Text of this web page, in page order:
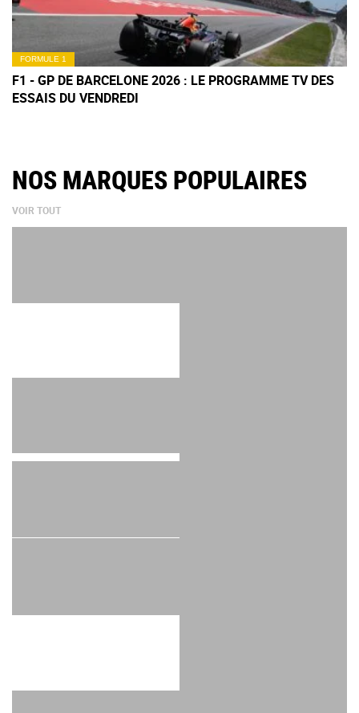
FORMULE 1
F1 - GP DE BARCELONE 2026 : LE PROGRAMME TV DES
ESSAIS DU VENDREDI
NOS MARQUES POPULAIRES
VOIR TOUT